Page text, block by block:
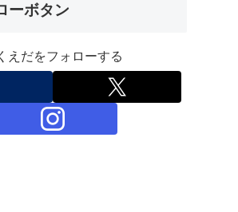
ーボタン
えだをフォローする